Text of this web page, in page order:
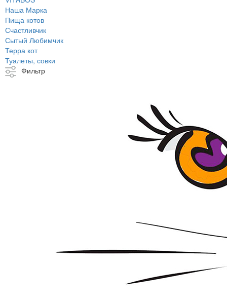
Наша Марка
Пища котов
Счастливчик
Сытый Любимчик
Терра кот
Туалеты, совки
Фильтр